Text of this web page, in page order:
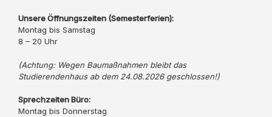
Unsere Öffnungszeiten (Semesterferien):
Montag bis Samstag
8 – 20 Uhr
(Achtung: Wegen Baumaßnahmen bleibt das
Studierendenhaus ab dem 24.08.2026 geschlossen!)
Sprechzeiten Büro:
Montag bis Donnerstag